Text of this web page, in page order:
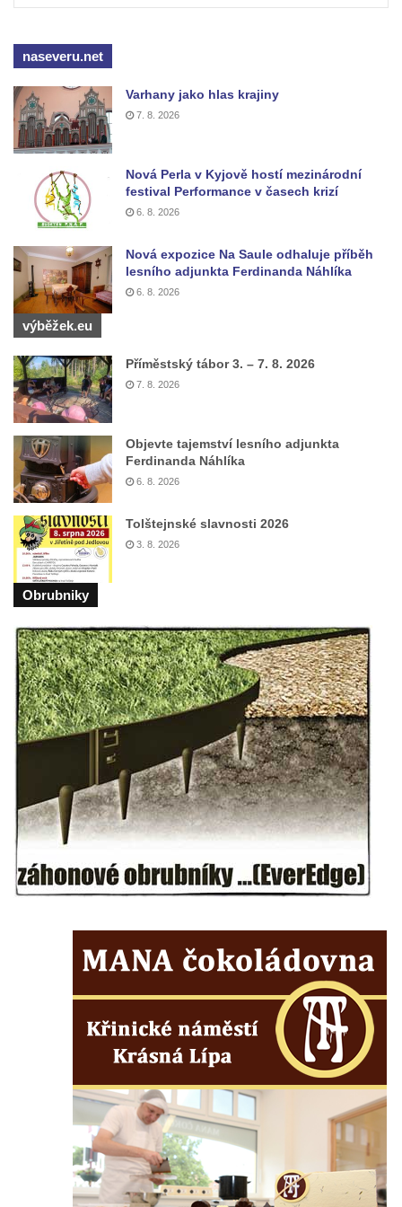
Hrob vojáků Rudé armády na hřbitově v
Hrob Jiřího Dovhomilji na hřbitově v
Račicích
Hrob Antonína Medáčka na hřbitově v
Račicích
Hrob Josefa Moravce a Miroslava Moravce
na hřbitově v Dobříni
Pomník obětem válek na hřbitově v Dobříni
Pomník obětem 1. světové války v Lužici
Kenotaf Josefa Matese na hřbitově v Lužici
Pamětní deska Giuseppe Capella na
hřbitově v Lužici
Kenotaf Emila Miksche na hřbitově v Lužici
Kenotaf Antonína Krause na hřbitově v
Lužici
Pomník vojákům Rudé armády na hřbitově
v Kozlech
Pamětní deska pochodu smrti v Saupsdorfu
Pomník obětem 2. světové války v parku
Walthera von der Vogelweide v Duchcově
Památník obětem holokaustu v Lipové ulici
v Duchcově
Pomník obětem válek v Jeníkově
Pamětní deska obětem 1. světové války na
kapli Panny Marie v Lahošti
Pomník obětem 2. světové války v parku v
Mikulášovicích
Pomník obětem bombardování 8. 5. 1945 v
ulici U Plovárny ve Frýdlantu
Pamětní deska Rumburské vzpoury na
Socha Nepokořený v parku Rumburské
židovského hřbitova v Kovanicích
Pomník obětem 1. světové války v
Pomník obětem válek v Kněževsi
Pamětní deska Rudé armádě na radnici v
Trutnově
Pomník obětem koncentračního tábora na
hřbitově v Rychnově u Jablonce nad Nisou
naseveru.net
Varhany jako hlas krajiny
7. 8. 2026
Nová Perla v Kyjově hostí mezinárodní
festival Performance v časech krizí
6. 8. 2026
Nová expozice Na Saule odhaluje příběh
lesního adjunkta Ferdinanda Náhlíka
6. 8. 2026
výběžek.eu
Příměstský tábor 3. – 7. 8. 2026
7. 8. 2026
Objevte tajemství lesního adjunkta
Ferdinanda Náhlíka
6. 8. 2026
Tolštejnské slavnosti 2026
3. 8. 2026
Obrubniky